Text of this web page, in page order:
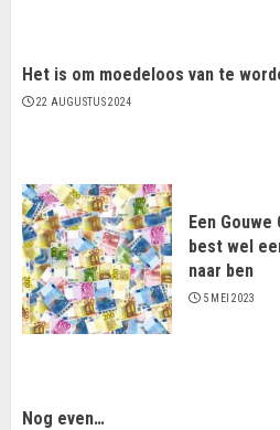
Het is om moedeloos van te
22 AUGUSTUS 2024
Een
best wel
naar ben
5 MEI 2023
Nog even…